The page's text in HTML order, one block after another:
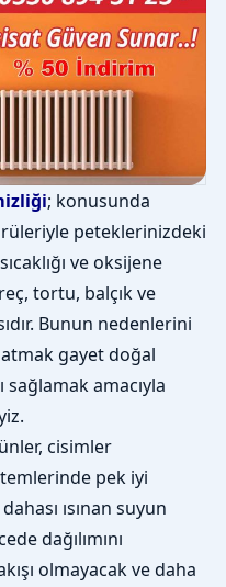
; konusunda
peteklerinizdeki
ve oksijene
tortu, balçık ve
Bunun nedenlerini
gayet doğal
amacıyla
cisimler
pek iyi
ısınan suyun
dağılımını
olmayacak ve daha